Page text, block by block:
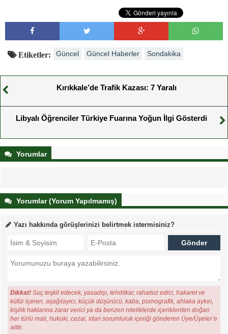
Etiketler: Güncel Güncel Haberler Sondakika
Kırıkkale’de Trafik Kazası: 7 Yaralı
Libyalı Öğrenciler Türkiye Fuarına Yoğun İlgi Gösterdi
Yorumlar
Yorumlar (Yorum Yapılmamış)
Yazı hakkında görüşlerinizi belirtmek istermisiniz?
Dikkat! Suç teşkil edecek, yasadışı, tehditkar, rahatsız edici, hakaret ve
küfür içeren, aşağılayıcı, küçük düşürücü, kaba, pornografik, ahlaka aykırı,
kişilik haklarına zarar verici ya da benzeri niteliklerde içeriklerden doğan
her türlü mali, hukuki, cezai, idari sorumluluk içeriği gönderen Üye/Üyeler’e
aittir.